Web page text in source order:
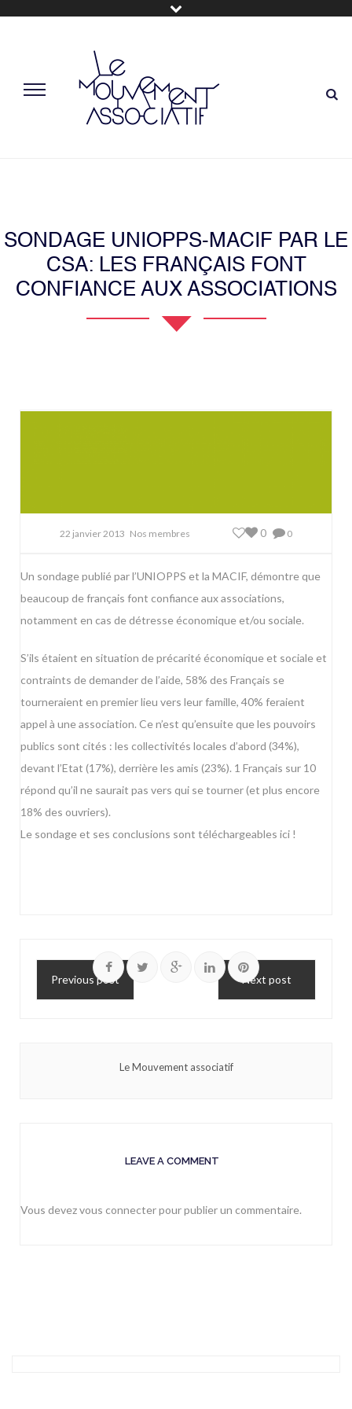
SONDAGE UNIOPPS-MACIF PAR LE
CSA: LES FRANÇAIS FONT
CONFIANCE AUX ASSOCIATIONS
22 janvier 2013 Nos membres 0
0
Un sondage publié par l’UNIOPPS et la MACIF, démontre que
beaucoup de français font confiance aux associations,
notamment en cas de détresse économique et/ou sociale.
S’ils étaient en situation de précarité économique et sociale et
contraints de demander de l’aide, 58% des Français se
tourneraient en premier lieu vers leur famille, 40% feraient
appel à une association. Ce n’est qu’ensuite que les pouvoirs
publics sont cités : les collectivités locales d’abord (34%),
devant l’Etat (17%), derrière les amis (23%). 1 Français sur 10
répond qu’il ne saurait pas vers qui se tourner (et plus encore
18% des ouvriers).
Le sondage et ses conclusions sont téléchargeables ici !
Previous post Next post
Le Mouvement associatif
LEAVE A COMMENT
Vous devezvous connecterpour publier un commentaire.